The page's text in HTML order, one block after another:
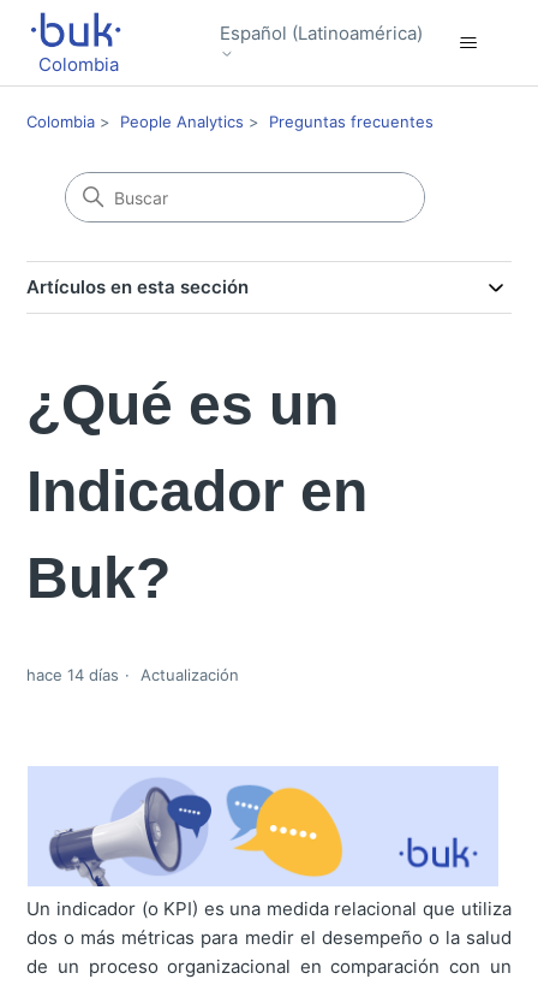
Colombia
Español (Latinoamérica)
Colombia People Analytics Preguntas frecuentes
Artículos en esta sección
¿Qué es un
Indicador en
Buk?
hace 14 días Actualización
Un indicador (o KPI) es una medida relacional que utiliza
dos o más métricas para medir el desempeño o la salud
de un proceso organizacional en comparación con un